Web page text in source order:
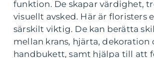
funktion. De skapar värdighet,
visuellt avsked. Här är floristers
särskilt viktig. De kan berätta
mellan krans, hjärta, dekoration
handbukett, samt hjälpa till att